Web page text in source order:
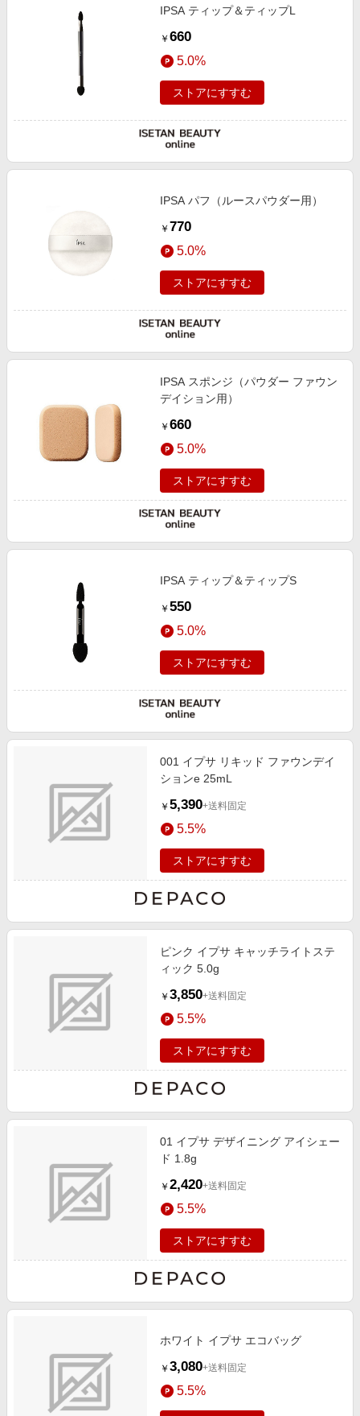
IPSA ティップ＆ティップL
￥ 660
5.0%
ストアにすすむ
IPSA パフ（ルースパウダー用）
￥ 770
5.0%
ストアにすすむ
IPSA スポンジ（パウダー ファウン
デイション用）
￥ 660
5.0%
ストアにすすむ
IPSA ティップ＆ティップS
￥ 550
5.0%
ストアにすすむ
001 イプサ リキッド ファウンデイ
ションe 25mL
￥ 5,390+送料固定
5.5%
ストアにすすむ
ピンク イプサ キャッチライトステ
ィック 5.0g
￥ 3,850+送料固定
5.5%
ストアにすすむ
01 イプサ デザイニング アイシェー
ド 1.8g
￥ 2,420+送料固定
5.5%
ストアにすすむ
ホワイト イプサ エコバッグ
￥ 3,080+送料固定
5.5%